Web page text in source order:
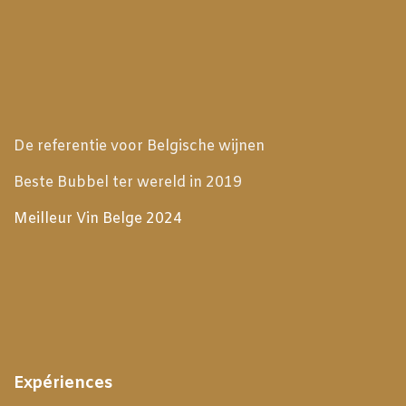
De referentie voor Belgische wijnen
Beste Bubbel ter wereld in 2019
Meilleur Vin Belge 2024
Expériences